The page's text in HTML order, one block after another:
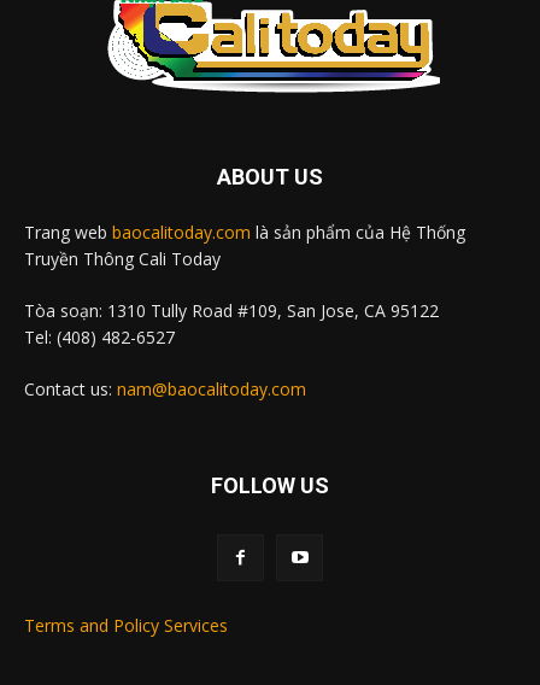
ABOUT US
Trang web baocalitoday.com là sản phẩm của Hệ Thống
Truyền Thông Cali Today
Tòa soạn: 1310 Tully Road #109, San Jose, CA 95122
Tel: (408) 482-6527
Contact us: nam@baocalitoday.com
FOLLOW US
Terms and Policy Services